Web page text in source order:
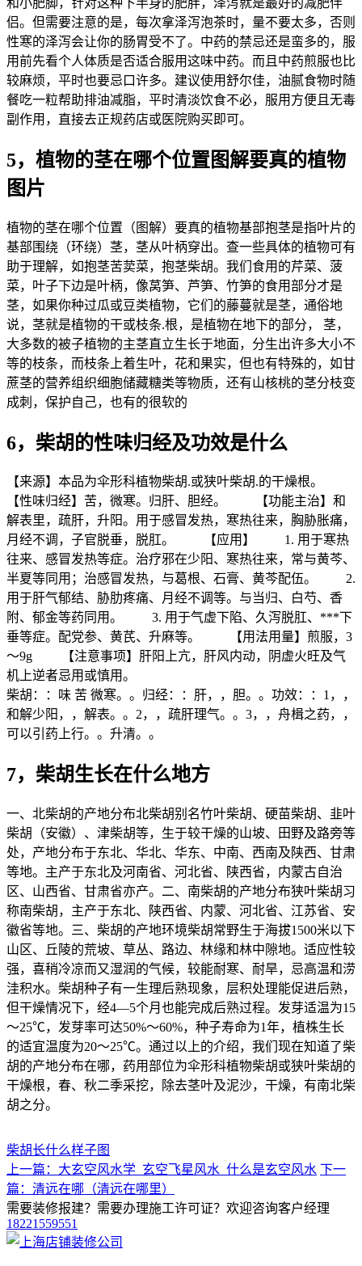
侣。但需要注意的是，每次拿泽泻泡茶时，量不要太多，否则
性寒的泽泻会让你的肠胃受不了。中药的禁忌还是蛮多的，服
用前先看个人体质是否适合服用这味中药。而且中药煎服也比
较麻烦，平时也要忌口许多。建议使用舒尔佳，油腻食物时随
餐吃一粒帮助排油减脂，平时清淡饮食不必，服用方便且无毒
副作用，直接去正规药店或医院购买即可。
5，植物的茎在哪个位置图解要真的植物
图片
植物的茎在哪个位置（图解）要真的植物基部抱茎是指叶片的
基部围绕（环绕）茎，茎从叶柄穿出。查一些具体的植物可有
助于理解，如抱茎苦荬菜，抱茎柴胡。我们食用的芹菜、菠
菜，叶子下边是叶柄，像莴笋、芦笋、竹笋的食用部分才是
茎，如果你种过瓜或豆类植物，它们的藤蔓就是茎，通俗地
说，茎就是植物的干或枝条.根，是植物在地下的部分， 茎，
大多数的被子植物的主茎直立生长于地面，分生出许多大小不
等的枝条，而枝条上着生叶，花和果实，但也有特殊的，如甘
蔗茎的营养组织细胞储藏糖类等物质，还有山核桃的茎分枝变
成刺，保护自己，也有的很软的
6，柴胡的性味归经及功效是什么
【来源】本品为伞形科植物柴胡.或狭叶柴胡.的干燥根。
【性味归经】苦，微寒。归肝、胆经。 【功能主治】和
解表里，疏肝，升阳。用于感冒发热，寒热往来，胸胁胀痛，
月经不调，子官脱垂，脱肛。 【应用】 1. 用于寒热
往来、感冒发热等症。治疗邪在少阳、寒热往来，常与黄芩、
半夏等同用；治感冒发热，与葛根、石膏、黄芩配伍。 2.
用于肝气郁结、胁肋疼痛、月经不调等。与当归、白芍、香
附、郁金等药同用。 3. 用于气虚下陷、久泻脱肛、***下
垂等症。配党参、黄芪、升麻等。 【用法用量】煎服，3
～9g 【注意事项】肝阳上亢，肝风内动，阴虚火旺及气
机上逆者忌用或慎用。
柴胡：：味 苦 微寒。。归经：：肝，，胆。。功效：：1，，
和解少阳，，解表。。2，，疏肝理气。。3，，舟楫之药，，
可以引药上行。。升清。。
7，柴胡生长在什么地方
一、北柴胡的产地分布北柴胡别名竹叶柴胡、硬苗柴胡、韭叶
柴胡（安徽）、津柴胡等，生于较干燥的山坡、田野及路旁等
处，产地分布于东北、华北、华东、中南、西南及陕西、甘肃
等地。主产于东北及河南省、河北省、陕西省，内蒙古自治
区、山西省、甘肃省亦产。二、南柴胡的产地分布狭叶柴胡习
称南柴胡，主产于东北、陕西省、内蒙、河北省、江苏省、安
徽省等地。三、柴胡的产地环境柴胡常野生于海拔1500米以下
山区、丘陵的荒坡、草丛、路边、林缘和林中隙地。适应性较
强，喜稍冷凉而又湿润的气候，较能耐寒、耐旱，忌高温和涝
洼积水。柴胡种子有一生理后熟现象，层积处理能促进后熟，
但干燥情况下，经4—5个月也能完成后熟过程。发芽适温为15
～25℃，发芽率可达50%～60%，种子寿命为1年，植株生长
的适宜温度为20～25℃。通过以上的介绍，我们现在知道了柴
胡的产地分布在哪，药用部位为伞形科植物柴胡或狭叶柴胡的
干燥根，春、秋二季采挖，除去茎叶及泥沙，干燥，有南北柴
胡之分。
柴胡长什么样子图
上一篇：大玄空风水学_玄空飞星风水_什么是玄空风水 下一
篇：清远在哪（清远在哪里）
需要装修报建？需要办理施工许可证？欢迎咨询客户经理
18221559551